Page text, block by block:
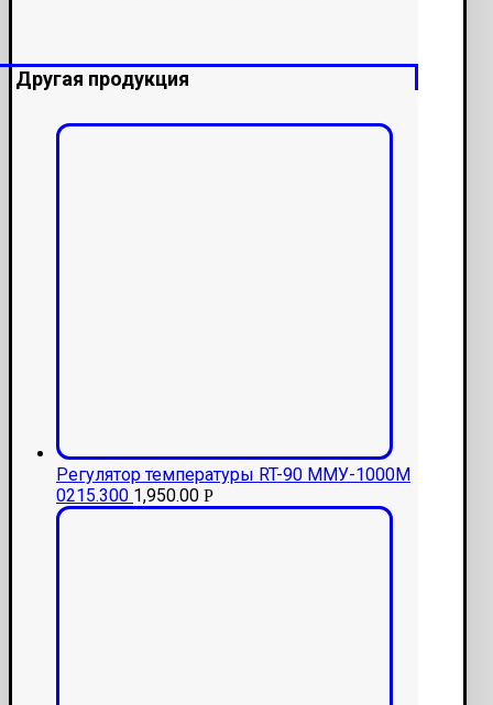
Другая продукция
Регулятор температуры RT-90 ММУ-1000М
0215.300 1,950.00 Р